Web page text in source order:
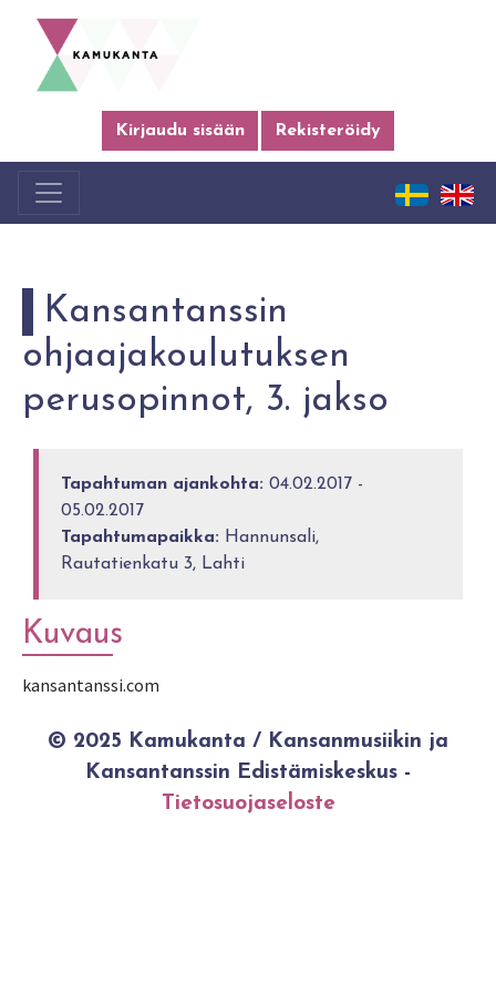
Kirjaudu sisään Rekisteröidy
Kansantanssin
ohjaajakoulutuksen
perusopinnot, 3. jakso
Tapahtuman ajankohta: 04.02.2017 -
05.02.2017
Tapahtumapaikka: Hannunsali,
Rautatienkatu 3, Lahti
Kuvaus
kansantanssi.com
© 2025 Kamukanta / Kansanmusiikin ja
Kansantanssin Edistämiskeskus -
Tietosuojaseloste